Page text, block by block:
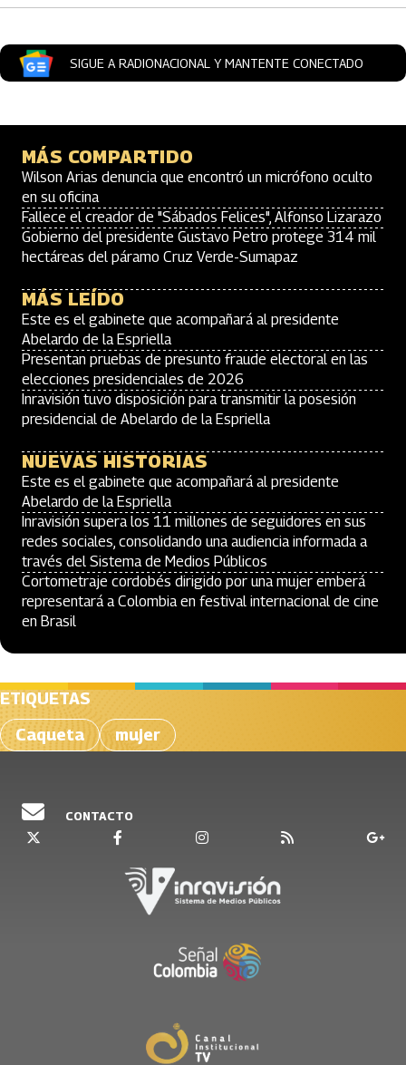
SIGUE A RADIONACIONAL Y MANTENTE CONECTADO
MÁS COMPARTIDO
Wilson Arias denuncia que encontró un micrófono oculto
en su oficina
Fallece el creador de "Sábados Felices", Alfonso Lizarazo
Gobierno del presidente Gustavo Petro protege 314 mil
hectáreas del páramo Cruz Verde-Sumapaz
MÁS LEÍDO
Este es el gabinete que acompañará al presidente
Abelardo de la Espriella
Presentan pruebas de presunto fraude electoral en las
elecciones presidenciales de 2026
Inravisión tuvo disposición para transmitir la posesión
presidencial de Abelardo de la Espriella
NUEVAS HISTORIAS
Este es el gabinete que acompañará al presidente
Abelardo de la Espriella
Inravisión supera los 11 millones de seguidores en sus
redes sociales, consolidando una audiencia informada a
través del Sistema de Medios Públicos
Cortometraje cordobés dirigido por una mujer emberá
representará a Colombia en festival internacional de cine
en Brasil
ETIQUETAS
Caqueta
mujer
CONTACTO